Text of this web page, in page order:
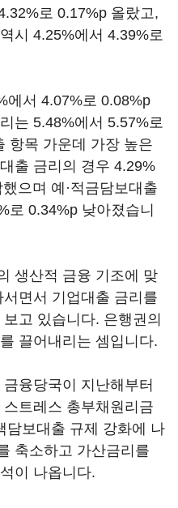
로 0.17%p 올랐고,
시 4.25%에서 4.39%로
에서 4.07%로 0.08%p
는 5.48%에서 5.57%로
항목 가운데 가장 높은
출 금리의 경우 4.29%
으며 예·적금담보대출
로 0.34%p 낮아졌습니
생산적 금융 기조에 맞
면서 기업대출 금리를
고 있습니다. 은행권의
끌어내리는 셈입니다.
융당국이 지난해부터
트레스 총부채원리금
담보대출 규제 강화에 나
축소하고 가산금리를
이 나옵니다.